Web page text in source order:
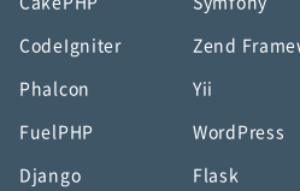
CodeIgniter Zend
Phalcon Yii
FuelPHP WordPress
Django Flask